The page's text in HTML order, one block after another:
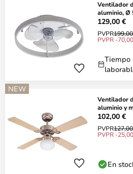
Ventilador
aluminio, Ø
129,00 €
PVPR
PVPR -
Tiempo
NEW
Ventilador
aluminio y
102,00 €
PVPR
PVPR -
En